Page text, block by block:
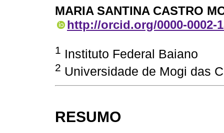
MARIA SANTINA CASTRO
http://orcid.org/0000-0002-
1 Instituto Federal Baiano
2 Universidade de Mogi das
RESUMO